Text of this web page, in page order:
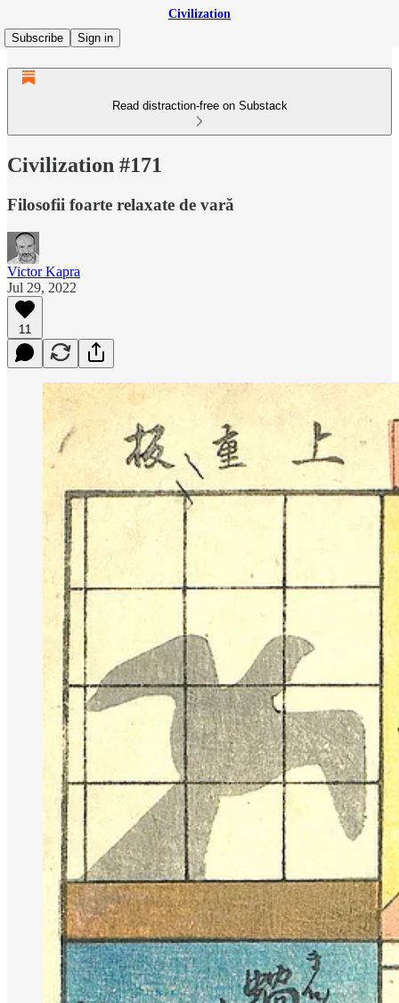
Civilization
Subscribe
Sign in
Read distraction-free on Substack
Civilization #171
Filosofii foarte relaxate de vară
Victor Kapra
Jul 29, 2022
11